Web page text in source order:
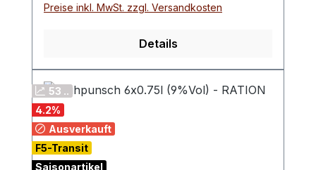
Preise inkl. MwSt. zzgl. Versandkosten
Details
53 ..
4.2%
Ausverkauft
F5-Transit
Saisonartikel